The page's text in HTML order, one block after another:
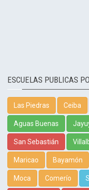
ESCUELAS PUBLICAS
Las Piedras Ceiba
Aguas Buenas
San Sebastián
Maricao Bayamón
Moca Comerío